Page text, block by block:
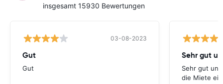
insgesamt 15930 Bewertungen
03-08-2023
Gut
Gut
Sehr gut
die Miete